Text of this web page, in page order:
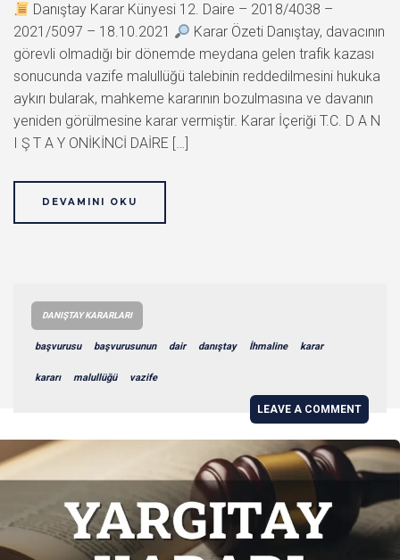
Danıştay Karar Künyesi 12. Daire – 2018/4038 –
2021/5097 – 18.10.2021
Karar Özeti Danıştay, davacının
görevli olmadığı bir dönemde meydana gelen trafik kazası
sonucunda vazife malullüğü talebinin reddedilmesini hukuka
aykırı bularak, mahkeme kararının bozulmasına ve davanın
yeniden görülmesine karar vermiştir. Karar İçeriği T.C. D A N
I Ş T A Y ONİKİNCİ DAİRE […]
DEVAMINI OKU
DANIŞTAY KARARLARI
başvurusu başvurusunun dair danıştay İhmaline karar
kararı malullüğü vazife
LEAVE A COMMENT